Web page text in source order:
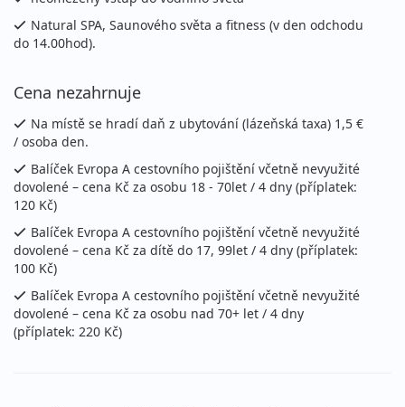
Sleva 11%13 100 Kč 11 700 Kč
Podrobnosti
pondělí - čtvrtek
Sleva 11%13 100 Kč 11 700 Kč
27.08. - 30.08.2026
čtvrtek - neděle
polopenze
Sleva 11% 13 550 Kč 12 050 Kč
cena za 4 dny (3 noci) Podrobnosti
30.08. - 02.09.2026
neděle - středa
polopenze
vlastní
Sleva 11%
Natural SPA, Saunového světa a fitness (v den odchodu
do 14.00hod).
Cena nezahrnuje
Na místě se hradí daň z ubytování (lázeňská taxa) 1,5 €
/ osoba den.
Balíček Evropa A cestovního pojištění včetně nevyužité
dovolené – cena Kč za osobu 18 - 70let / 4 dny (příplatek:
120 Kč)
Balíček Evropa A cestovního pojištění včetně nevyužité
dovolené – cena Kč za dítě do 17, 99let / 4 dny (příplatek:
100 Kč)
Balíček Evropa A cestovního pojištění včetně nevyužité
dovolené – cena Kč za osobu nad 70+ let / 4 dny
(příplatek: 220 Kč)